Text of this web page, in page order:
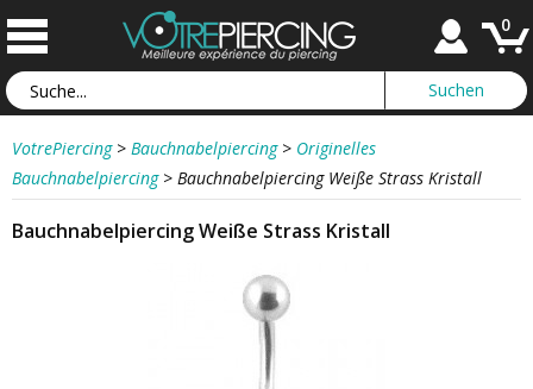
0
VotrePiercing > Bauchnabelpiercing > Originelles
Bauchnabelpiercing > Bauchnabelpiercing Weiße Strass Kristall
Bauchnabelpiercing Weiße Strass Kristall